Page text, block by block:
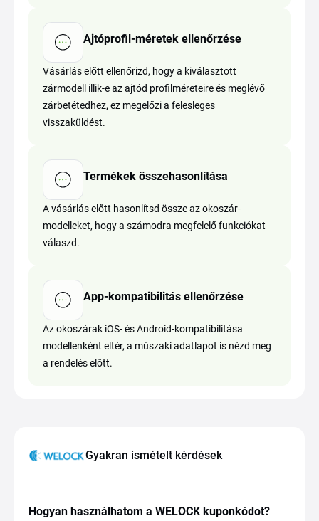
Ajtóprofil-méretek ellenőrzése
Vásárlás előtt ellenőrizd, hogy a kiválasztott
zármodell illik-e az ajtód profilméreteire és meglévő
zárbetétedhez, ez megelőzi a felesleges
visszaküldést.
Termékek összehasonlítása
A vásárlás előtt hasonlítsd össze az okoszár-
modelleket, hogy a számodra megfelelő funkciókat
válaszd.
App-kompatibilitás ellenőrzése
Az okoszárak iOS- és Android-kompatibilitása
modellenként eltér, a műszaki adatlapot is nézd meg
a rendelés előtt.
Gyakran ismételt kérdések
Hogyan használhatom a WELOCK kuponkódot?